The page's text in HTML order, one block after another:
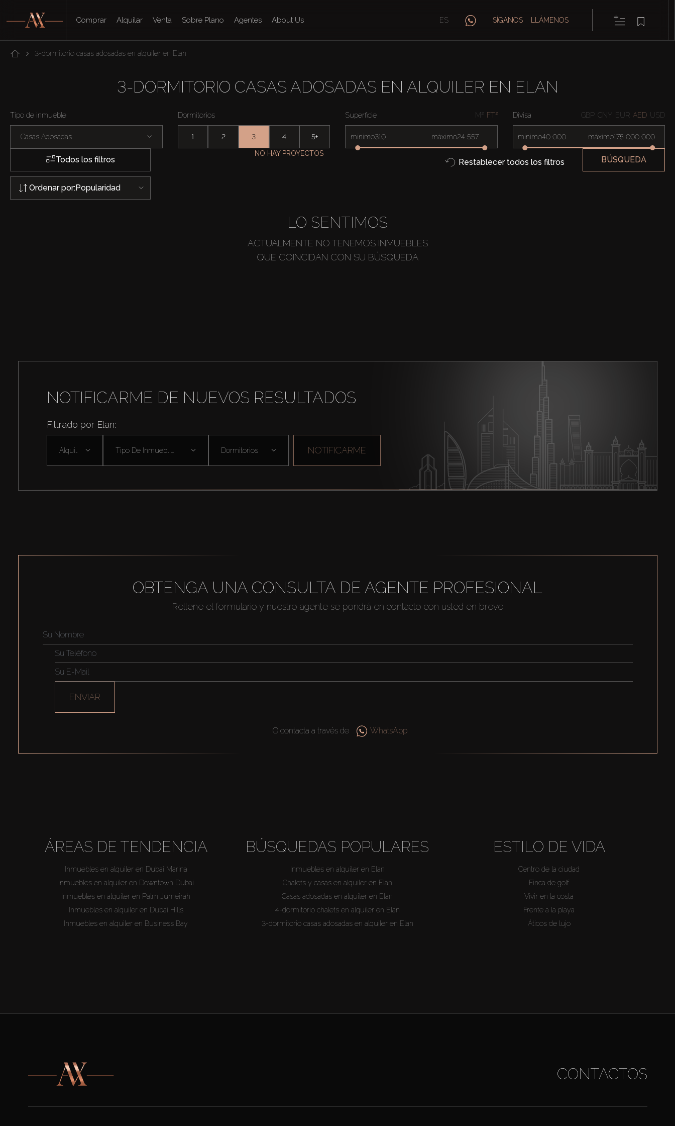
Comprar Alquilar Venta Sobre Plano Agentes About Us ES SÍGANOS LLÁMENOS
3-dormitorio casas adosadas en alquiler en Elan
3-DORMITORIO CASAS ADOSADAS EN ALQUILER EN ELAN
Tipo de inmueble
Casas Adosadas
Dormitorios
1 2 3 4 5+
Superficie M² FT²
mínimo máximo
Divisa GBP CNY EUR AED USD
mínimo máximo
Todos los filtros
NO HAY PROYECTOS
Restablecer todos los filtros BÚSQUEDA
Ordenar por:Popularidad
LO SENTIMOS
ACTUALMENTE NO TENEMOS INMUEBLES
QUE COINCIDAN CON SU BÚSQUEDA
NOTIFICARME DE NUEVOS RESULTADOS
Filtrado por Elan:
Tipo De Inmuebl ... Dormitorios NOTIFICARME
OBTENGA UNA CONSULTA DE AGENTE PROFESIONAL
Rellene el formulario y nuestro agente se pondrá en contacto con usted en breve
ENVIAR
O contacta a través de WhatsApp
ÁREAS DE TENDENCIA
Inmuebles en alquiler en Dubai Marina
Inmuebles en alquiler en Downtown Dubai
Inmuebles en alquiler en Palm Jumeirah
Inmuebles en alquiler en Dubai Hills
Inmuebles en alquiler en Business Bay
BÚSQUEDAS POPULARES
Inmuebles en alquiler en Elan
Chalets y casas en alquiler en Elan
Casas adosadas en alquiler en Elan
4-dormitorio chalets en alquiler en Elan
3-dormitorio casas adosadas en alquiler en Elan
ESTILO DE VIDA
Centro de la ciudad
Finca de golf
Vivir en la costa
Frente a la playa
Áticos de lujo
CONTACTOS